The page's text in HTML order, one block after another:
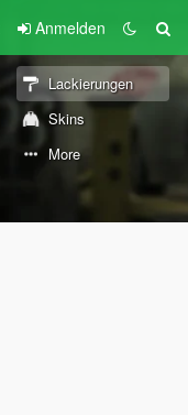
Anmelden
Lackierungen
Skins
More